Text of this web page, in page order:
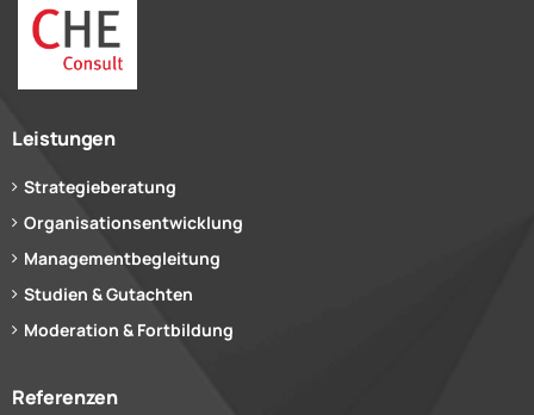
Leistungen
Strategieberatung
Organisationsentwicklung
Managementbegleitung
Studien & Gutachten
Moderation & Fortbildung
Referenzen